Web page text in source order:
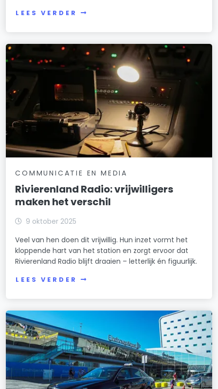
LEES VERDER
COMMUNICATIE EN MEDIA
Rivierenland Radio: vrijwilligers
maken het verschil
9 oktober 2025
Veel van hen doen dit vrijwillig. Hun inzet vormt het
kloppende hart van het station en zorgt ervoor dat
Rivierenland Radio blijft draaien – letterlijk én figuurlijk.
LEES VERDER